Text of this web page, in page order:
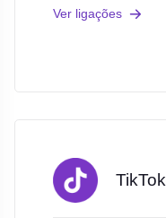
Ver ligações
TikTok